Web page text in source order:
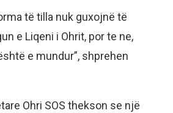
të tilla nuk guxojnë të
e Liqeni i Ohrit, por te ne,
e mundur”, shprehen
Ohri SOS thekson se një